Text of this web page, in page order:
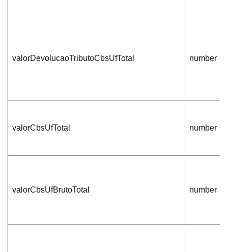
valorDevolucaoTributoCbsUfTotal number
valorCbsUfTotal number
valorCbsUfBrutoTotal number